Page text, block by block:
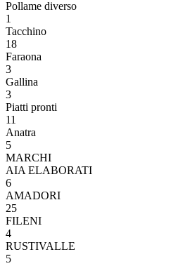
Pollame diverso
1
Tacchino
18
Faraona
3
Gallina
3
Piatti pronti
11
Anatra
5
MARCHI
AIA ELABORATI
6
AMADORI
25
FILENI
4
RUSTIVALLE
5